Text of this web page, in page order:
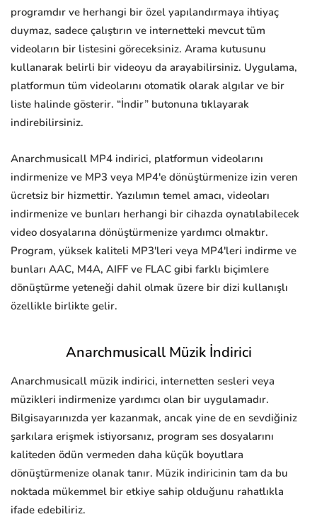
programdır ve herhangi bir özel yapılandırmaya ihtiyaç
duymaz, sadece çalıştırın ve internetteki mevcut tüm
videoların bir listesini göreceksiniz. Arama kutusunu
kullanarak belirli bir videoyu da arayabilirsiniz. Uygulama,
platformun tüm videolarını otomatik olarak algılar ve bir
liste halinde gösterir. “İndir” butonuna tıklayarak
indirebilirsiniz.
Anarchmusicall MP4 indirici, platformun videolarını
indirmenize ve MP3 veya MP4'e dönüştürmenize izin veren
ücretsiz bir hizmettir. Yazılımın temel amacı, videoları
indirmenize ve bunları herhangi bir cihazda oynatılabilecek
video dosyalarına dönüştürmenize yardımcı olmaktır.
Program, yüksek kaliteli MP3'leri veya MP4'leri indirme ve
bunları AAC, M4A, AIFF ve FLAC gibi farklı biçimlere
dönüştürme yeteneği dahil olmak üzere bir dizi kullanışlı
özellikle birlikte gelir.
Anarchmusicall Müzik İndirici
Anarchmusicall müzik indirici, internetten sesleri veya
müzikleri indirmenize yardımcı olan bir uygulamadır.
Bilgisayarınızda yer kazanmak, ancak yine de en sevdiğiniz
şarkılara erişmek istiyorsanız, program ses dosyalarını
kaliteden ödün vermeden daha küçük boyutlara
dönüştürmenize olanak tanır. Müzik indiricinin tam da bu
noktada mükemmel bir etkiye sahip olduğunu rahatlıkla
ifade edebiliriz.